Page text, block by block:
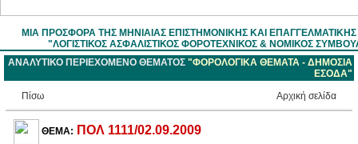
ΜΙΑ ΠΡΟΣΦΟΡΑ ΤΗΣ ΜΗΝΙΑΙΑΣ ΕΠΙΣΤΗΜOΝΙΚΗΣ ΚΑΙ
"ΛΟΓΙΣΤΙΚΟΣ ΑΣΦΑΛΙΣΤΙΚΟΣ ΦΟΡΟΤΕΧΝΙΚΟΣ & ΝΟΜΙΚΟΣ
ΑΝΑΛΥΤΙΚΟ ΠΕΡΙΕΧΟΜΕΝΟ ΘΕΜΑΤΟΣ "ΦΟΡΟΛΟΓΙΚΑ ΘΕΜΑΤΑ - ΔΗΜΟΣΙΑ
ΕΣΟΔΑ"
Πίσω
Aρχική σελίδα
ΘΕΜΑ: ΠΟΛ 1111/02.09.2009